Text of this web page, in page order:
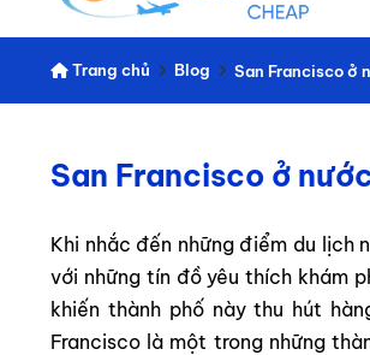
Trang chủ Blog San Francisco ở
San Francisco ở
Khi nhắc đến những điểm du lịch
với những tín đồ yêu thích khám
khiến thành phố này thu hút
Francisco là một trong những